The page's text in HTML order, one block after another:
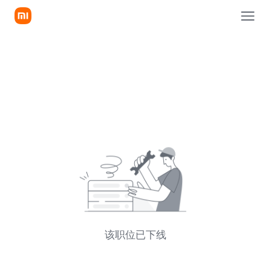
该职位已下线